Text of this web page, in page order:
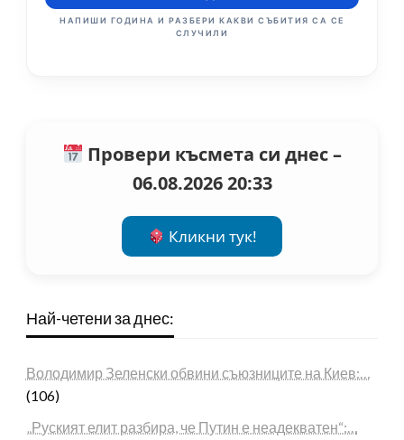
НАПИШИ ГОДИНА И РАЗБЕРИ КАКВИ СЪБИТИЯ СА СЕ
СЛУЧИЛИ
Провери късмета си днес –
06.08.2026 20:33
Кликни тук!
Най-четени за днес:
Володимир Зеленски обвини съюзниците на Киев:…
(106)
„Руският елит разбира, че Путин е неадекватен“:…